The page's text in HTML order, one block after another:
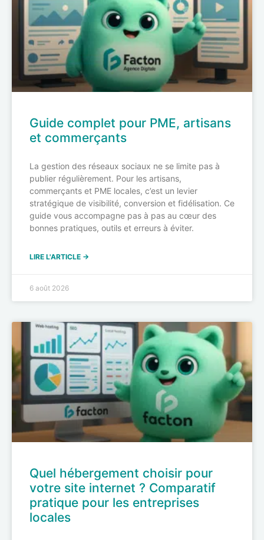
Guide complet pour PME, artisans
et commerçants
La gestion des réseaux sociaux ne se limite pas à
publier régulièrement. Pour les artisans,
commerçants et PME locales, c’est un levier
stratégique de visibilité, conversion et fidélisation. Ce
guide vous accompagne pas à pas au cœur des
bonnes pratiques, outils et erreurs à éviter.
LIRE L'ARTICLE →
6 août 2026
Quel hébergement choisir pour
votre site internet ? Comparatif
pratique pour les entreprises
locales